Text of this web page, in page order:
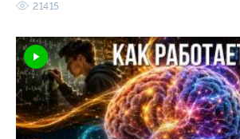
21415